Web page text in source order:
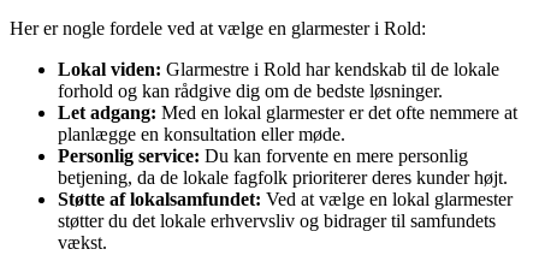
Her er nogle fordele ved at vælge en glarmester i Rold:
Lokal viden: Glarmestre i Rold har kendskab til de lokale
forhold og kan rådgive dig om de bedste løsninger.
Let adgang: Med en lokal glarmester er det ofte nemmere at
planlægge en konsultation eller møde.
Personlig service: Du kan forvente en mere personlig
betjening, da de lokale fagfolk prioriterer deres kunder højt.
Støtte af lokalsamfundet: Ved at vælge en lokal glarmester
støtter du det lokale erhvervsliv og bidrager til samfundets
vækst.